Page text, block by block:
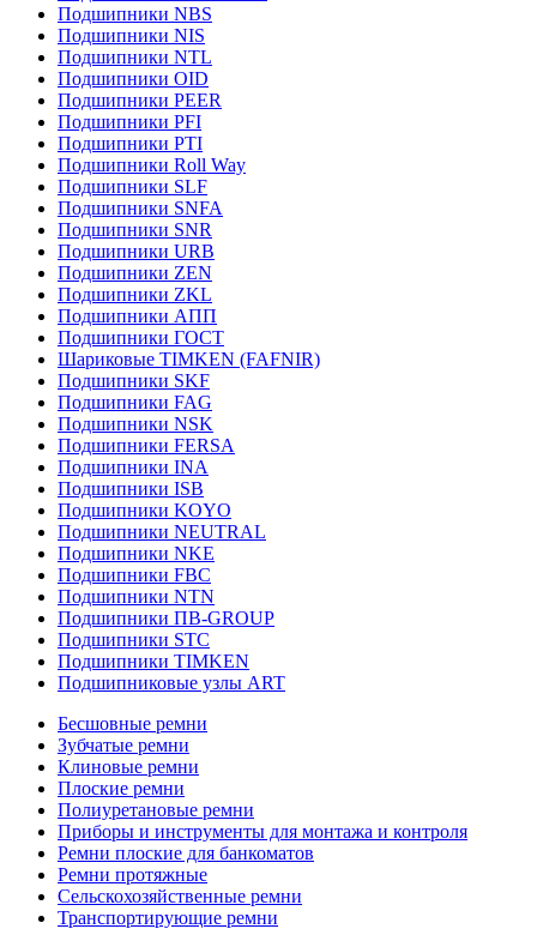
Подшипники NBS
Подшипники NIS
Подшипники NTL
Подшипники OID
Подшипники PEER
Подшипники PFI
Подшипники PTI
Подшипники Roll Way
Подшипники SLF
Подшипники SNFA
Подшипники SNR
Подшипники URB
Подшипники ZEN
Подшипники ZKL
Подшипники АПП
Подшипники ГОСТ
Шариковые ТІMKEN (FAFNIR)
Подшипники SKF
Подшипники FAG
Подшипники NSK
Подшипники FERSA
Подшипники INA
Подшипники ISB
Подшипники KOYO
Подшипники NEUTRAL
Подшипники NKE
Подшипники FBC
Подшипники NTN
Подшипники ПВ-GROUP
Подшипники STC
Подшипники TIMKEN
Подшипниковые узлы ART
Бесшовные ремни
Зубчатые ремни
Клиновые ремни
Плоские ремни
Полиуретановые ремни
Приборы и инструменты для монтажа и контроля
Ремни плоские для банкоматов
Ремни протяжные
Сельскохозяйственные ремни
Транспортирующие ремни